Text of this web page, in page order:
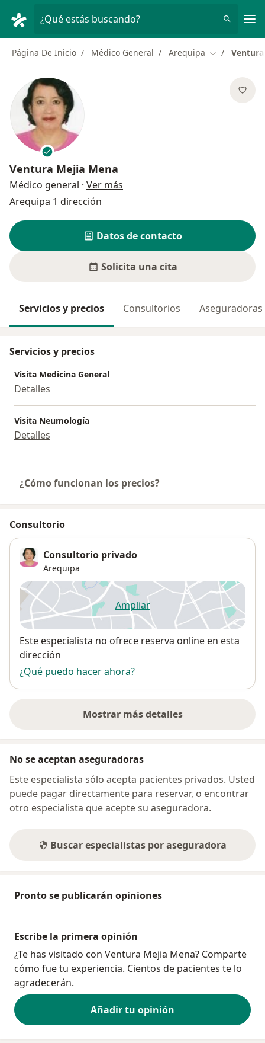
¿Qué estás buscando?
Página De Inicio Médico General Arequipa Cambiar de
Ventura Mejia Mena
Médico general · Ver más
Arequipa 1 dirección
Datos de contacto
Solicita una cita
Servicios y precios Consultorios Aseguradoras
Servicios y precios
Visita Medicina General
Detalles
Visita Neumología
Detalles
¿Cómo funcionan los precios?
Consultorio
Consultorio privado
Arequipa
Ampliarse abre en una nueva
Disponibilidad
Este especialista no ofrece reserva online en esta
dirección
¿Qué puedo hacer ahora?
Mostrar más detalles
sobre la dirección
No se aceptan aseguradoras
Este especialista sólo acepta pacientes privados. Usted
puede pagar directamente para reservar, o encontrar
otro especialista que acepte su aseguradora.
Buscar especialistas por aseguradora
Pronto se publicarán opiniones
Escribe la primera opinión
¿Te has visitado con Ventura Mejia Mena? Comparte
cómo fue tu experiencia. Cientos de pacientes te lo
agradecerán.
Añadir tu opinión